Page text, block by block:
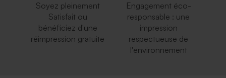
Soyez pleinement
Satisfait ou
bénéficiez d'une
réimpression gratuite
Engagement éco-
responsable : une
impression
respectueuse de
l'environnement